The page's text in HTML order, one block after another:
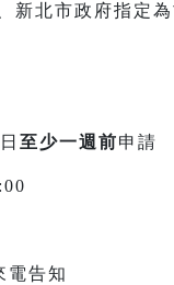
北市政府指定
至少一週前申請
電告知